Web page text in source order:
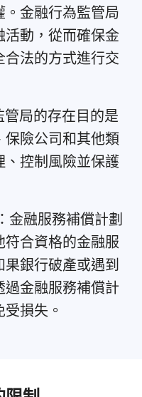
金融行為監管局
活動，從而確保金
法的方式進行交
管局的存在目的是
保險公司和其他類
控制風險並保護
金融服務補償計劃
合資格的金融服
銀行破產或遇到
金融服務補償計
損失。